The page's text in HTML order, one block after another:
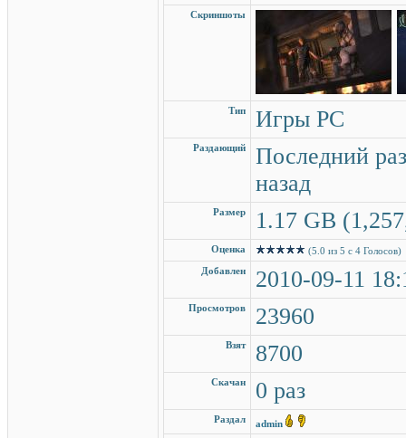
Скриншоты
Тип Игры PC
Раздающий
Последний
назад
Размер 1.17 GB
Оценка
(5.0 из 5 с 4 Голосов)
Добавлен
2010-09-11
Просмотров 23960
Взят 8700
Скачан 0 раз
Раздал
admin